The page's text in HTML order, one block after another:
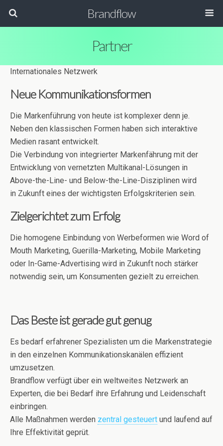
Brandflow
Partner
Internationales Netzwerk
Neue Kommunikationsformen
Die Markenführung von heute ist komplexer denn je.
Neben den klassischen Formen haben sich interaktive
Medien rasant entwickelt.
Die Verbindung von integrierter Markenfährung mit der
Entwicklung von vernetzten Multikanal-Lösungen in
Above-the-Line- und Below-the-Line-Disziplinen wird
in Zukunft eines der wichtigsten Erfolgskriterien sein.
Zielgerichtet zum Erfolg
Die homogene Einbindung von Werbeformen wie Word of
Mouth Marketing, Guerilla-Marketing, Mobile Marketing
oder In-Game-Advertising wird in Zukunft noch stärker
notwendig sein, um Konsumenten gezielt zu erreichen.
Das Beste ist gerade gut genug
Es bedarf erfahrener Spezialisten um die Markenstrategie
in den einzelnen Kommunikationskanälen effizient
umzusetzen.
Brandflow verfügt über ein weltweites Netzwerk an
Experten, die bei Bedarf ihre Erfahrung und Leidenschaft
einbringen.
Alle Maßnahmen werden zentral gesteuert und laufend auf
Ihre Effektivität geprüt.